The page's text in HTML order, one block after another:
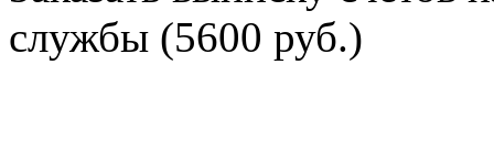
службы (5600 руб.)